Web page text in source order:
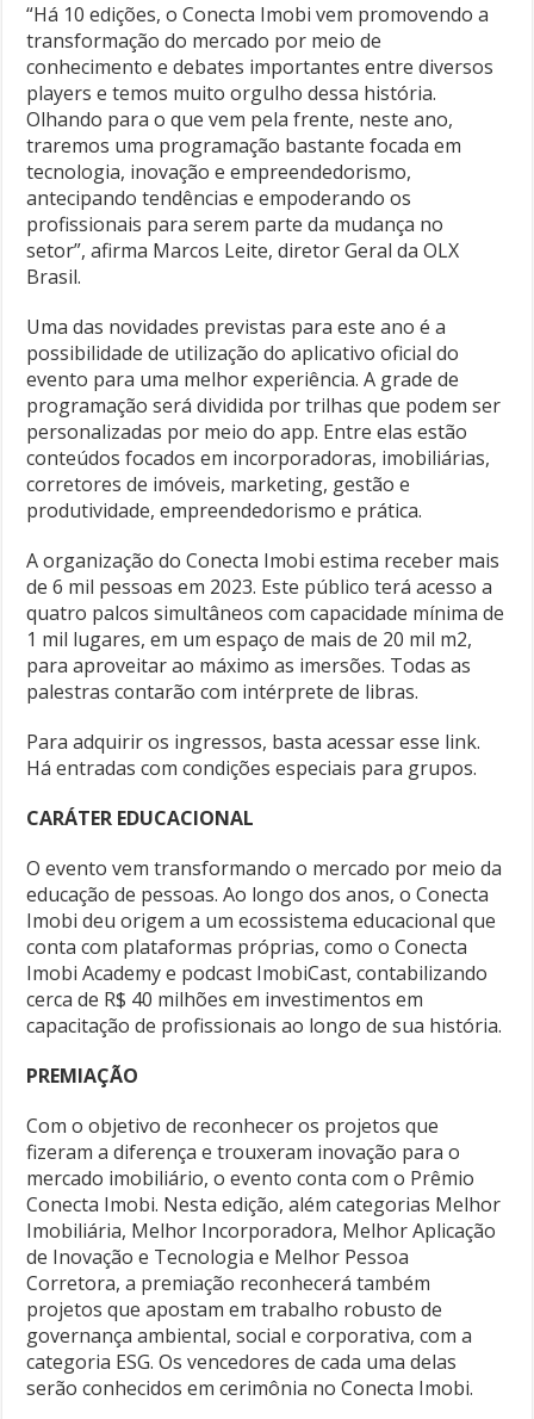
“Há 10 edições, o Conecta Imobi vem promovendo a
transformação do mercado por meio de
conhecimento e debates importantes entre diversos
players e temos muito orgulho dessa história.
Olhando para o que vem pela frente, neste ano,
traremos uma programação bastante focada em
tecnologia, inovação e empreendedorismo,
antecipando tendências e empoderando os
profissionais para serem parte da mudança no
setor”, afirma Marcos Leite, diretor Geral da OLX
Brasil.
Uma das novidades previstas para este ano é a
possibilidade de utilização do aplicativo oficial do
evento para uma melhor experiência. A grade de
programação será dividida por trilhas que podem ser
personalizadas por meio do app. Entre elas estão
conteúdos focados em incorporadoras, imobiliárias,
corretores de imóveis, marketing, gestão e
produtividade, empreendedorismo e prática.
A organização do Conecta Imobi estima receber mais
de 6 mil pessoas em 2023. Este público terá acesso a
quatro palcos simultâneos com capacidade mínima de
1 mil lugares, em um espaço de mais de 20 mil m2,
para aproveitar ao máximo as imersões. Todas as
palestras contarão com intérprete de libras.
Para adquirir os ingressos, basta acessar esse link.
Há entradas com condições especiais para grupos.
CARÁTER EDUCACIONAL
O evento vem transformando o mercado por meio da
educação de pessoas. Ao longo dos anos, o Conecta
Imobi deu origem a um ecossistema educacional que
conta com plataformas próprias, como o Conecta
Imobi Academy e podcast ImobiCast, contabilizando
cerca de R$ 40 milhões em investimentos em
capacitação de profissionais ao longo de sua história.
PREMIAÇÃO
Com o objetivo de reconhecer os projetos que
fizeram a diferença e trouxeram inovação para o
mercado imobiliário, o evento conta com o Prêmio
Conecta Imobi. Nesta edição, além categorias Melhor
Imobiliária, Melhor Incorporadora, Melhor Aplicação
de Inovação e Tecnologia e Melhor Pessoa
Corretora, a premiação reconhecerá também
projetos que apostam em trabalho robusto de
governança ambiental, social e corporativa, com a
categoria ESG. Os vencedores de cada uma delas
serão conhecidos em cerimônia no Conecta Imobi.